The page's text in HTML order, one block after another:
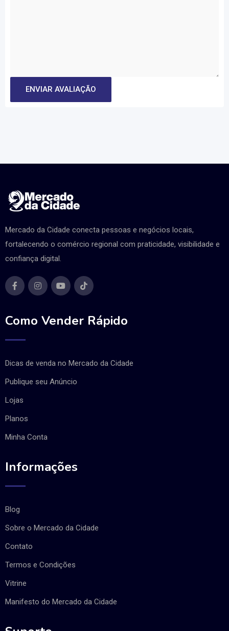
Mercado da Cidade conecta pessoas e negócios locais,
fortalecendo o comércio regional com praticidade, visibilidade e
confiança digital.
Como Vender Rápido
Dicas de venda no Mercado da Cidade
Publique seu Anúncio
Lojas
Planos
Minha Conta
Informações
Blog
Sobre o Mercado da Cidade
Contato
Termos e Condições
Vitrine
Manifesto do Mercado da Cidade